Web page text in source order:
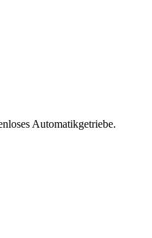
Automatikgetriebe.